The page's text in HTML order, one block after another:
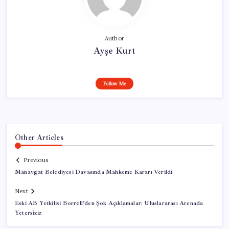
Author
Ayşe Kurt
Follow Me
Other Articles
Previous
Manavgat Belediyesi Davasında Mahkeme Kararı Verildi
Next
Eski AB Yetkilisi Borrell’den Şok Açıklamalar: Uluslararası Arenada
Yetersiziz